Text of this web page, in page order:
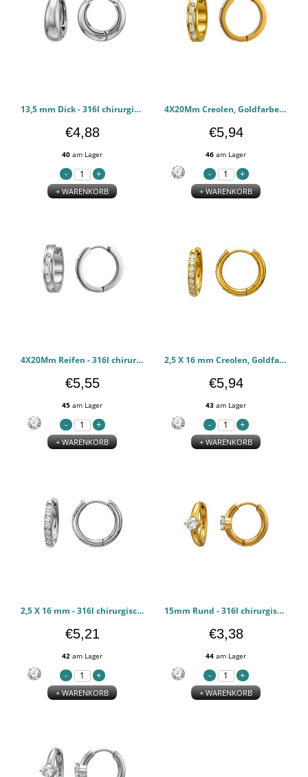
13,5 mm Dick - 316l chirurgischen Edelstahl Ohrringe PCJW51288
€4,88
40 am Lager
+ WARENKORB
4X20Mm Creolen, Goldfarben - 316l chirurgischen Edelstahl Ohrringe PCJW51287
€5,94
46 am Lager
+ WARENKORB
4X20Mm Reifen - 316l chirurgischen Edelstahl Ohrringe PCJW51286
€5,55
45 am Lager
+ WARENKORB
2,5 X 16 mm Creolen, Goldfarben - 316l chirurgischen Edelstahl Ohrringe PCJW51285
€5,94
43 am Lager
+ WARENKORB
2,5 X 16 mm - 316l chirurgischen Edelstahl Ohrringe PCJW51284
€5,21
42 am Lager
+ WARENKORB
15mm Rund - 316l chirurgischen Edelstahl Ohrringe PCJW51283
€3,38
44 am Lager
+ WARENKORB